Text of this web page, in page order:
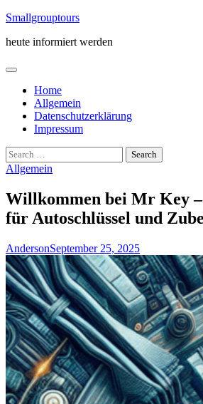
Skip
content
Smallgrouptours
heute informiert werden
Home
Allgemein
Datenschutzerklärung
Impressum
Search
for:
Allgemein
Willkommen bei Mr Key
für Autoschlüssel und
AndersonSeptember 25, 2025